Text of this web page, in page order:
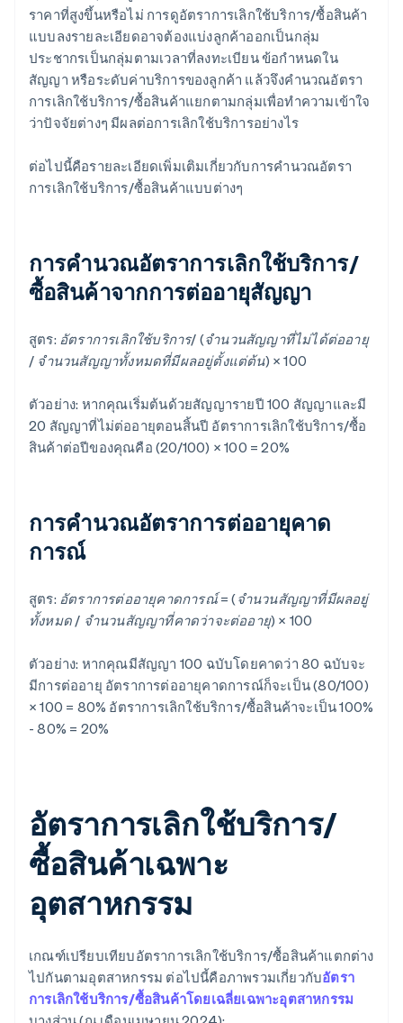
ราคาที่สูงขึ้นหรือไม่ การดูอัตราการเลิกใช้บริการ/ซื้อสินค้า
แบบลงรายละเอียดอาจต้องแบ่งลูกค้าออกเป็นกลุ่ม
ประชากรเป็นกลุ่มตามเวลาที่ลงทะเบียน ข้อกําหนดใน
สัญญา หรือระดับค่าบริการของลูกค้า แล้วจึงคํานวณอัตรา
การเลิกใช้บริการ/ซื้อสินค้าแยกตามกลุ่มเพื่อทําความเข้าใจ
ว่าปัจจัยต่างๆ มีผลต่อการเลิกใช้บริการอย่างไร
ต่อไปนี้คือรายละเอียดเพิ่มเติมเกี่ยวกับการคํานวณอัตรา
การเลิกใช้บริการ/ซื้อสินค้าแบบต่างๆ
การคํานวณอัตราการเลิกใช้บริการ/
ซื้อสินค้าจากการต่ออายุสัญญา
สูตร: อัตราการเลิกใช้บริการ/ (จํานวนสัญญาที่ไม่ได้ต่ออายุ
/ จํานวนสัญญาทั้งหมดที่มีผลอยู่ตั้งแต่ต้น) × 100
ตัวอย่าง: หากคุณเริ่มต้นด้วยสัญญารายปี 100 สัญญาและมี
20 สัญญาที่ไม่ต่ออายุตอนสิ้นปี อัตราการเลิกใช้บริการ/ซื้อ
สินค้าต่อปีของคุณคือ (20/100) × 100 = 20%
การคํานวณอัตราการต่ออายุคาด
การณ์
สูตร: อัตราการต่ออายุคาดการณ์ = (จํานวนสัญญาที่มีผลอยู่
ทั้งหมด / จํานวนสัญญาที่คาดว่าจะต่ออายุ) × 100
ตัวอย่าง: หากคุณมีสัญญา 100 ฉบับโดยคาดว่า 80 ฉบับจะ
มีการต่ออายุ อัตราการต่ออายุคาดการณ์ก็จะเป็น (80/100)
× 100 = 80% อัตราการเลิกใช้บริการ/ซื้อสินค้าจะเป็น 100%
- 80% = 20%
อัตราการเลิกใช้บริการ/
ซื้อสินค้าเฉพาะ
อุตสาหกรรม
เกณฑ์เปรียบเทียบอัตราการเลิกใช้บริการ/ซื้อสินค้าแตกต่าง
ไปกันตามอุตสาหกรรม ต่อไปนี้คือภาพรวมเกี่ยวกับอัตรา
การเลิกใช้บริการ/ซื้อสินค้าโดยเฉลี่ยเฉพาะอุตสาหกรรม